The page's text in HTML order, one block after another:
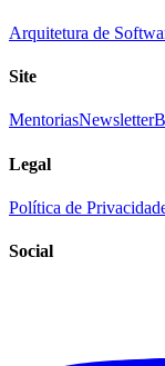
Arquitetura de
Site
MentoriasNewsletter
Legal
Política de
Social